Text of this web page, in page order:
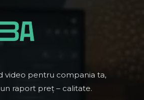
video pentru compania ta,
raport preț – calitate.